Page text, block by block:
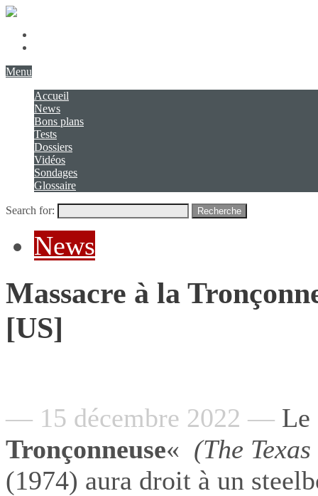
Menu
Accueil
News
Bons plans
Tests
Dossiers
Vidéos
Sondages
Glossaire
Search for: Recherche
News
Massacre à la
[US]
— 15 décembre 2022 — Le
Tronçonneuse« (The
(1974) aura droit à un